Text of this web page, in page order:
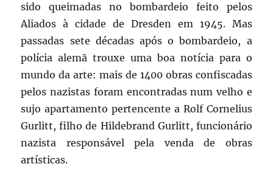
sido queimadas no bombardeio feito pelos
Aliados à cidade de Dresden em 1945. Mas
passadas sete décadas após o bombardeio, a
polícia alemã trouxe uma boa notícia para o
mundo da arte: mais de 1400 obras confiscadas
pelos nazistas foram encontradas num velho e
sujo apartamento pertencente a Rolf Cornelius
Gurlitt, filho de Hildebrand Gurlitt, funcionário
nazista responsável pela venda de obras
artísticas.